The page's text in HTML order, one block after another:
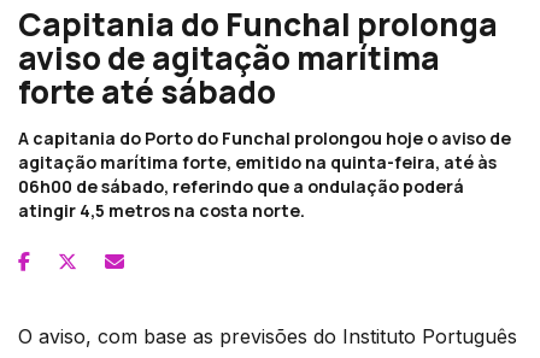
Capitania do Funchal prolonga
aviso de agitação marítima
forte até sábado
A capitania do Porto do Funchal prolongou hoje o aviso de
agitação marítima forte, emitido na quinta-feira, até às
06h00 de sábado, referindo que a ondulação poderá
atingir 4,5 metros na costa norte.
O aviso, com base as previsões do Instituto Português